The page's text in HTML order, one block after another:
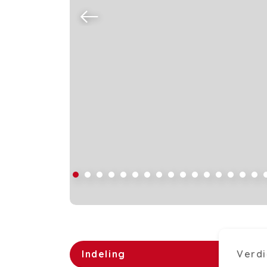
Indeling